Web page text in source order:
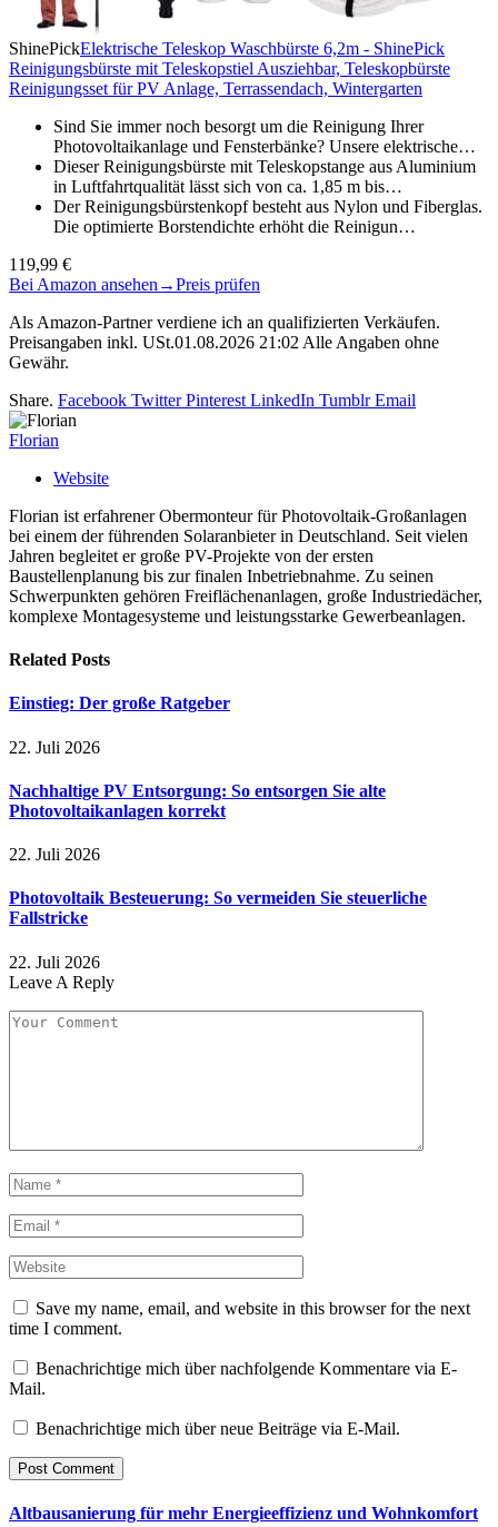
ShinePickElektrische Teleskop Waschbürste 6,2m - ShinePick
Reinigungsbürste mit Teleskopstiel Ausziehbar, Teleskopbürste
Reinigungsset für PV Anlage, Terrassendach, Wintergarten
Sind Sie immer noch besorgt um die Reinigung Ihrer
Photovoltaikanlage und Fensterbänke? Unsere elektrische…
Dieser Reinigungsbürste mit Teleskopstange aus Aluminium
in Luftfahrtqualität lässt sich von ca. 1,85 m bis…
Der Reinigungsbürstenkopf besteht aus Nylon und Fiberglas.
Die optimierte Borstendichte erhöht die Reinigun…
119,99 €
Bei Amazon ansehen →Preis prüfen
Als Amazon-Partner verdiene ich an qualifizierten Verkäufen.
Preisangaben inkl. USt.01.08.2026 21:02 Alle Angaben ohne
Gewähr.
Share. Facebook Twitter Pinterest LinkedIn Tumblr Email
Florian
Website
Florian ist erfahrener Obermonteur für Photovoltaik-Großanlagen
bei einem der führenden Solaranbieter in Deutschland. Seit vielen
Jahren begleitet er große PV-Projekte von der ersten
Baustellenplanung bis zur finalen Inbetriebnahme. Zu seinen
Schwerpunkten gehören Freiflächenanlagen, große Industriedächer,
komplexe Montagesysteme und leistungsstarke Gewerbeanlagen.
Related Posts
Einstieg: Der große Ratgeber
22. Juli 2026
Nachhaltige PV Entsorgung: So entsorgen Sie alte
Photovoltaikanlagen korrekt
22. Juli 2026
Photovoltaik Besteuerung: So vermeiden Sie steuerliche
Fallstricke
22. Juli 2026
Leave A Reply
Save my name, email, and website in this browser for the next
time I comment.
Benachrichtige mich über nachfolgende Kommentare via E-
Mail.
Benachrichtige mich über neue Beiträge via E-Mail.
Altbausanierung für mehr Energieeffizienz und Wohnkomfort